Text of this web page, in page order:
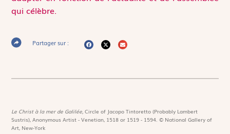
qui célèbre.
Partager sur :
Le Christ à la mer de Galilée,Circle of Jacopo Tintoretto (Probably Lambert
Sustris), Anonymous Artist - Venetian, 1518 or 1519 - 1594. © National Gallery of
Art, New-York